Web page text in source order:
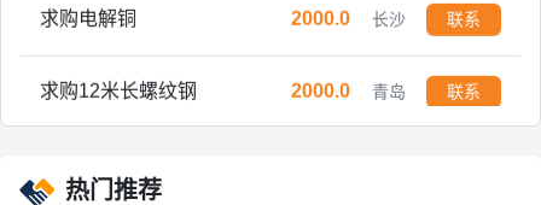
求购电解铜 2000.0 长沙 联系
求购12米长螺纹钢 2000.0 青岛 联系
热门推荐